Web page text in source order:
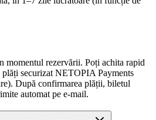
momentul rezervării. Poți achita rapid
securizat NETOPIA Payments
După confirmarea plății, biletul
automat pe e-mail.